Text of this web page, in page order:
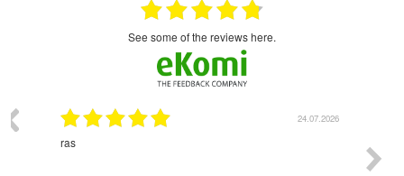
see some of the reviews here.
24.07.2026
ras